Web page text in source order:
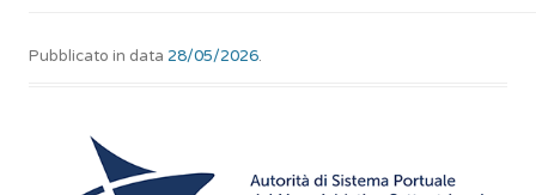
Pubblicato in data 28/05/2026.